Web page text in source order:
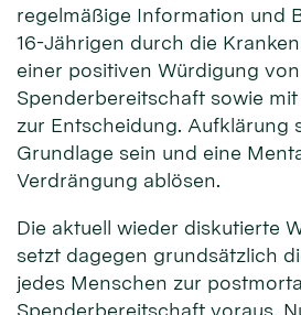
regelmäßige Information und
16-Jährigen durch die
einer positiven Würdigung
Spenderbereitschaft sowie
zur Entscheidung. Aufklärung
Grundlage sein und eine
Verdrängung ablösen.
Die aktuell wieder diskutierte
setzt dagegen grundsätzlich
jedes Menschen zur
Spenderbereitschaft voraus.